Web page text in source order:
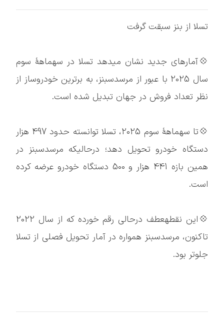
تسلا از بنز سبقت گرفت
💠آمارهای جدید نشان میدهد تسلا در سهماهۀ سوم
سال 2025 با عبور از مرسدسبنز، به برترین خودروساز از
نظر تعداد فروش در جهان تبدیل شده است.
💠تا سهماهۀ سوم 2025، تسلا توانسته حدود 497 هزار
دستگاه خودرو تحویل دهد؛ درحالیکه مرسدسبنز در
همین بازه 441 هزار و 500 دستگاه خودرو عرضه کرده
است.
💠این نقطهعطف درحالی رقم خورده که از سال 2022
تاکنون، مرسدسبنز همواره در آمار تحویل فصلی از تسلا
جلوتر بود.